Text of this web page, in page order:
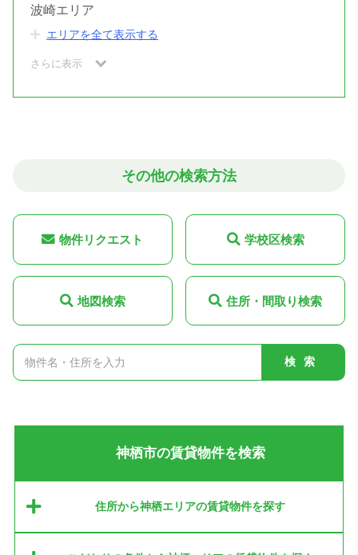
波崎エリア
エリアを全て表示する
さらに表示
その他の検索方法
物件リクエスト 学校区検索
地図検索 住所・間取り検索
検索
神栖市の賃貸物件を検索
住所から神栖エリアの賃貸物件を探す